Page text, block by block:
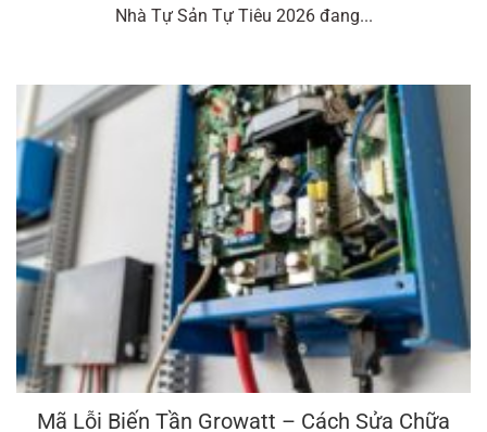
Nhà Tự Sản Tự Tiêu 2026 đang...
Mã Lỗi Biến Tần Growatt – Cách Sửa Chữa